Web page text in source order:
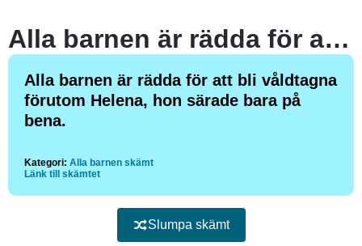
Alla barnen är rädda för att bli våldtagna förutom Helena, hon särade bara på bena.
Alla barnen är rädda för att bli våldtagna
förutom Helena, hon särade bara på
bena.
Kategori: Alla barnen skämt
Länk till skämtet
Slumpa skämt